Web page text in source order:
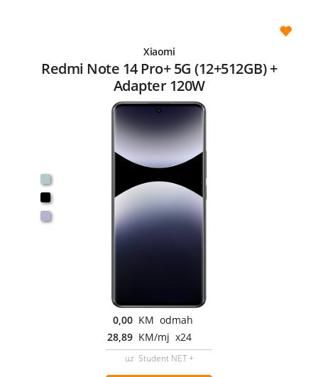
Xiaomi
Redmi Note 14 Pro+ 5G (12+512GB) +
Adapter 120W
0,00 KM odmah
28,89 KM/mj x24
uz Student NET +